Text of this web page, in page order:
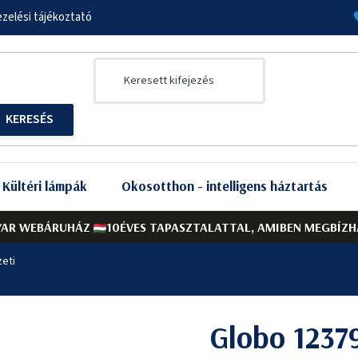
WEBÁRUHÁZ 10ÉVES TAPASZTALATTAL, AMIBEN
tájékoztató
Kültéri lámpák Okosotthon - intelligens háztartás
Globo